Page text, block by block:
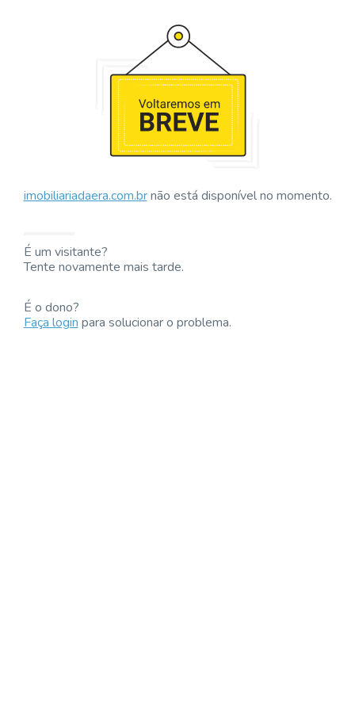
imobiliariadaera.com.brnão está disponível no momento.
É um visitante?
Tente novamente mais tarde.
É o dono?
Faça loginpara solucionar o problema.